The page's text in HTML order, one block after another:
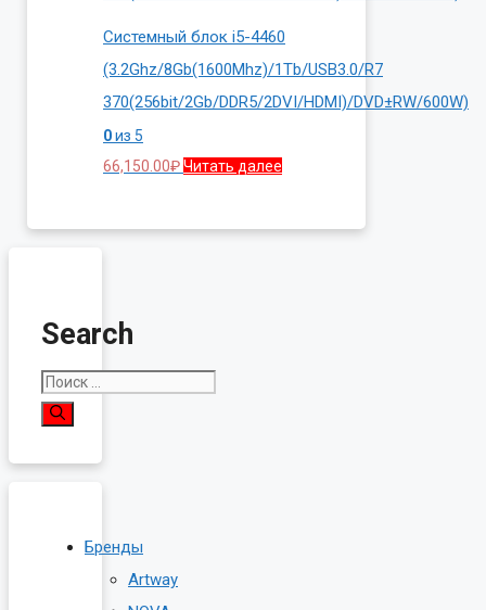
Системный блок i5-4460
(3.2Ghz/8Gb(1600Mhz)/1Tb/USB3.0/R7
370(256bit/2Gb/DDR5/2DVI/HDMI)/DVD±RW/600W)
0из 5
66,150.00₽Читать далее
Search
Поиск:
Бренды
Artway